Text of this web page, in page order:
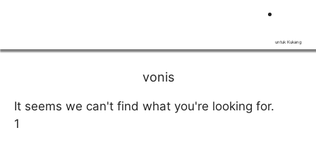
untuk Kukang
vonis
It seems we can't find what you're looking for.